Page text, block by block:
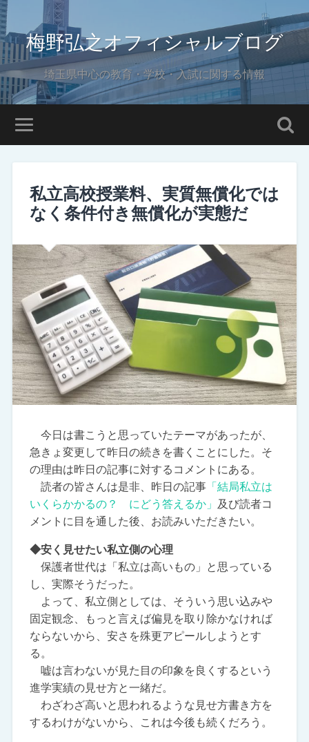
梅野弘之オフィシャルブログ
埼玉県中心の教育・学校・入試に関する情報
私立高校授業料、実質無償化では
なく条件付き無償化が実態だ
今日は書こうと思っていたテーマがあったが、
急きょ変更して昨日の続きを書くことにした。そ
の理由は昨日の記事に対するコメントにある。
読者の皆さんは是非、昨日の記事「結局私立は
いくらかかるの？ にどう答えるか」 及び読者コ
メントに目を通した後、お読みいただきたい。
◆安く見せたい私立側の心理
保護者世代は「私立は高いもの」と思っている
し、実際そうだった。
よって、私立側としては、そういう思い込みや
固定観念、もっと言えば偏見を取り除かなければ
ならないから、安さを殊更アピールしようとす
る。
嘘は言わないが見た目の印象を良くするという
進学実績の見せ方と一緒だ。
わざわざ高いと思われるような見せ方書き方を
するわけがないから、これは今後も続くだろう。